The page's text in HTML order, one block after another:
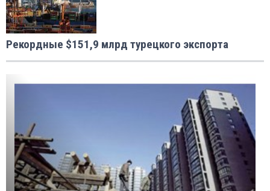
Рекордные $151,9 млрд турецкого экспорта